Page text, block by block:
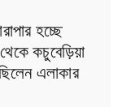
হচ্ছে
কচুবেড়িয়া
এলাকার